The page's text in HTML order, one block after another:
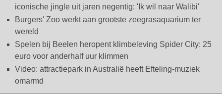
iconische jingle uit jaren negentig: 'Ik wil naar Walibi'
Burgers' Zoo werkt aan grootste zeegrasaquarium ter
wereld
Spelen bij Beelen heropent klimbeleving Spider City: 25
euro voor anderhalf uur klimmen
Video: attractiepark in Australië heeft Efteling-muziek
omarmd